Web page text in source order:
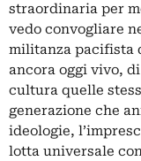
straordinaria per
vedo convogliare
militanza pacifista
ancora oggi vivo,
cultura quelle
generazione che
ideologie,
lotta universale